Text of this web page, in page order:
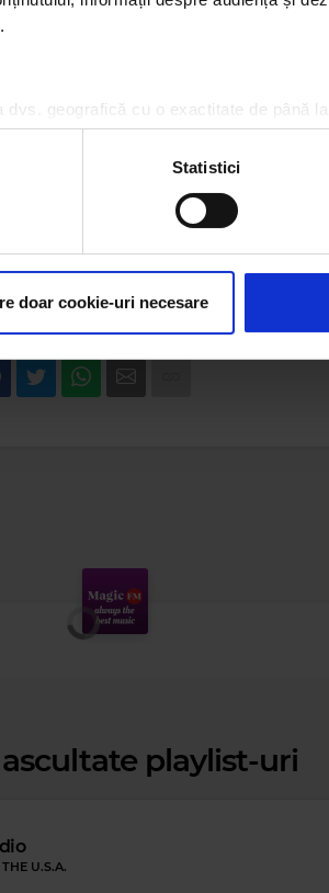
geografică cu o exactitate de până
activ după caracteristici specifice
dvs. personale și configurați-vă
despre modulele cookie.
sociale, de publicitate și de analize
alte informații oferite de dvs. sau
Statistici
doar cookie-uri necesare
playlist-uri
U.S.A.